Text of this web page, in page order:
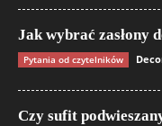
Jak wybrać zasłony
Pytania od czytelników
Czy sufit